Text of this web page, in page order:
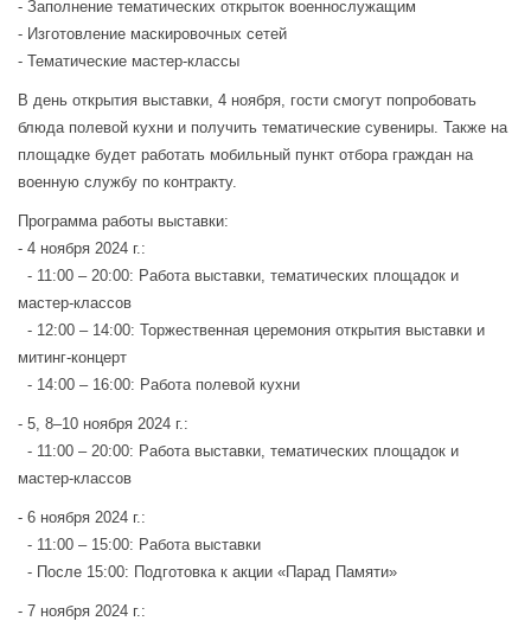
- Заполнение тематических открыток военнослужащим
- Изготовление маскировочных сетей
- Тематические мастер-классы
В день открытия выставки, 4 ноября, гости смогут попробовать
блюда полевой кухни и получить тематические сувениры. Также на
площадке будет работать мобильный пункт отбора граждан на
военную службу по контракту.
Программа работы выставки:
- 4 ноября 2024 г.:
- 11:00 – 20:00: Работа выставки, тематических площадок и
мастер-классов
- 12:00 – 14:00: Торжественная церемония открытия выставки и
митинг-концерт
- 14:00 – 16:00: Работа полевой кухни
- 5, 8–10 ноября 2024 г.:
- 11:00 – 20:00: Работа выставки, тематических площадок и
мастер-классов
- 6 ноября 2024 г.:
- 11:00 – 15:00: Работа выставки
- После 15:00: Подготовка к акции «Парад Памяти»
- 7 ноября 2024 г.: